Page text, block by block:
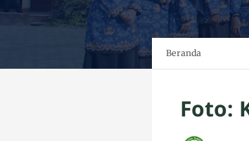
Beranda
Foto: